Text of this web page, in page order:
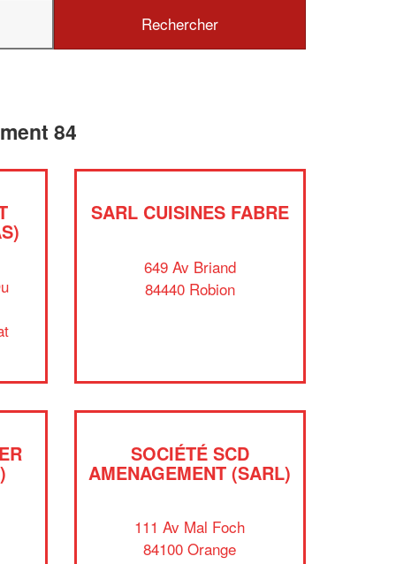
84
SARL CUISINES FABRE
649 Av Briand
84440 Robion
SOCIÉTÉ SCD
AMENAGEMENT (SARL)
111 Av Mal Foch
84100 Orange
✕
Vous êtes un
professionnel ?
vosmargestout en gagnant de
nouveaux clients